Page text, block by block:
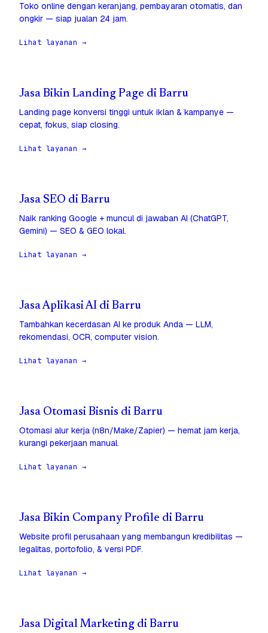
Toko online dengan keranjang, pembayaran otomatis, dan
ongkir — siap jualan 24 jam.
Lihat layanan →
Jasa Bikin Landing Page di Barru
Landing page konversi tinggi untuk iklan & kampanye —
cepat, fokus, siap closing.
Lihat layanan →
Jasa SEO di Barru
Naik ranking Google + muncul di jawaban AI (ChatGPT,
Gemini) — SEO & GEO lokal.
Lihat layanan →
Jasa Aplikasi AI di Barru
Tambahkan kecerdasan AI ke produk Anda — LLM,
rekomendasi, OCR, computer vision.
Lihat layanan →
Jasa Otomasi Bisnis di Barru
Otomasi alur kerja (n8n/Make/Zapier) — hemat jam kerja,
kurangi pekerjaan manual.
Lihat layanan →
Jasa Bikin Company Profile di Barru
Website profil perusahaan yang membangun kredibilitas —
legalitas, portofolio, & versi PDF.
Lihat layanan →
Jasa Digital Marketing di Barru